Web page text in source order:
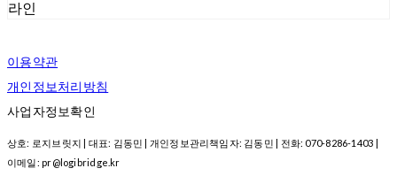
라인
이용약관
개인정보처리방침
사업자정보확인
상호: 로지브릿지 | 대표: 김동민 | 개인정보관리책임자: 김동민 | 전화: 070-8286-1403 |
이메일: pr@logibridge.kr